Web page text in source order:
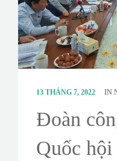
NEWS & EVENTS
CONTACT
SURVEY
13 THÁNG 7, 2022 IN
Đoàn
Quốc hội